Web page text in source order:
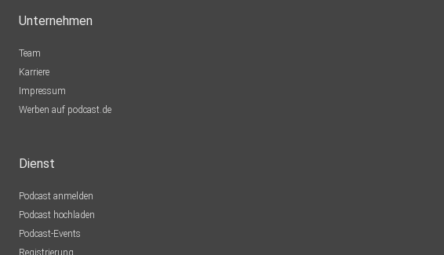
Unternehmen
Team
Karriere
Impressum
Werben auf podcast.de
Dienst
Podcast anmelden
Podcast hochladen
Podcast-Events
Registrierung